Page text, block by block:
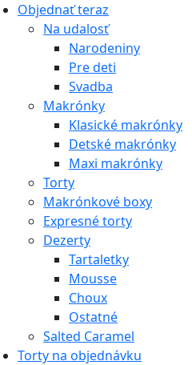
Objednať teraz
Na udalosť
Narodeniny
Pre deti
Svadba
Makrónky
Klasické makrónky
Detské makrónky
Maxi makrónky
Torty
Makrónkové boxy
Expresné torty
Dezerty
Tartaletky
Mousse
Choux
Ostatné
Salted Caramel
Torty na objednávku